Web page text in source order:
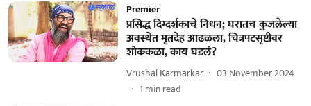
Premier
प्रसिद्ध दिग्दर्शकाचे निधन; घरातच कुजलेल्या
अवस्थेत मृतदेह आढळला, चित्रपटसृष्टीवर
शोककळा, काय घडलं?
Vrushal Karmarkar
03 November 2024
1 min read